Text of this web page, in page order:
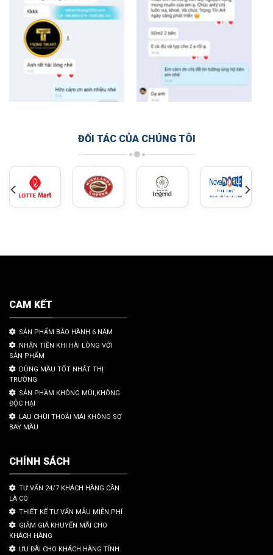
ĐỐI TÁC CỦA CHÚNG TÔI
CAM KẾT
SẢN PHẨM BẢO HÀNH 6 NĂM
NHẬN TIỀN KHI HÀI LÒNG VỚI
SẢN PHẨM
DÙNG MÀU TỐT NHẤT THỊ
TRƯỜNG
SẢN PHẦM KHÔNG MÙI,KHÔNG
ĐỘC HẠI
LAU CHÙI THOẢI MÁI KHÔNG SỢ
BAY MÀU
CHÍNH SÁCH
TƯ VẤN 24/7 KHÁCH HÀNG CẦN
LÀ CÓ
THIẾT KẾ TƯ VẤN MẪU MIỄN PHÍ
GIẢM GIÁ KHUYẾN MÃI CHO
KHÁCH HÀNG
ƯU ĐÃI CHO KHÁCH HÀNG TỈNH